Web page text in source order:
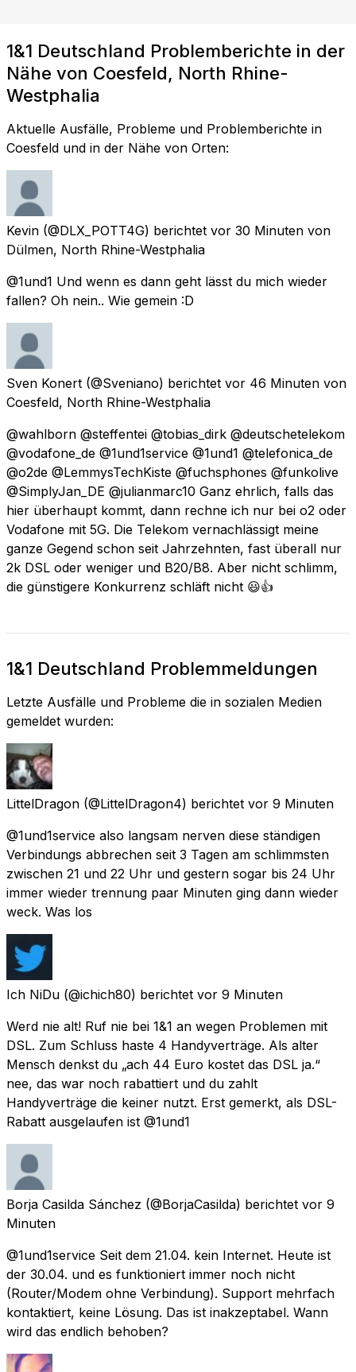
1&1 Deutschland Problemberichte in der
Nähe von Coesfeld, North Rhine-
Westphalia
Aktuelle Ausfälle, Probleme und Problemberichte in
Coesfeld und in der Nähe von Orten:
Kevin (@DLX_POTT4G) berichtet vor 30 Minuten von
Dülmen, North Rhine-Westphalia
@1und1 Und wenn es dann geht lässt du mich wieder
fallen? Oh nein.. Wie gemein :D
Sven Konert (@Sveniano) berichtet vor 46 Minuten von
Coesfeld, North Rhine-Westphalia
@wahlborn @steffentei @tobias_dirk @deutschetelekom
@vodafone_de @1und1service @1und1 @telefonica_de
@o2de @LemmysTechKiste @fuchsphones @funkolive
@SimplyJan_DE @julianmarc10 Ganz ehrlich, falls das
hier überhaupt kommt, dann rechne ich nur bei o2 oder
Vodafone mit 5G. Die Telekom vernachlässigt meine
ganze Gegend schon seit Jahrzehnten, fast überall nur
2k DSL oder weniger und B20/B8. Aber nicht schlimm,
die günstigere Konkurrenz schläft nicht 😃👍
1&1 Deutschland Problemmeldungen
Letzte Ausfälle und Probleme die in sozialen Medien
gemeldet wurden:
LittelDragon (@LittelDragon4) berichtet vor 9 Minuten
@1und1service also langsam nerven diese ständigen
Verbindungs abbrechen seit 3 Tagen am schlimmsten
zwischen 21 und 22 Uhr und gestern sogar bis 24 Uhr
immer wieder trennung paar Minuten ging dann wieder
weck. Was los
Ich NiDu (@ichich80) berichtet vor 9 Minuten
Werd nie alt! Ruf nie bei 1&1 an wegen Problemen mit
DSL. Zum Schluss haste 4 Handyverträge. Als alter
Mensch denkst du „ach 44 Euro kostet das DSL ja.“
nee, das war noch rabattiert und du zahlt
Handyverträge die keiner nutzt. Erst gemerkt, als DSL-
Rabatt ausgelaufen ist @1und1
Borja Casilda Sánchez (@BorjaCasilda) berichtet vor 9
Minuten
@1und1service Seit dem 21.04. kein Internet. Heute ist
der 30.04. und es funktioniert immer noch nicht
(Router/Modem ohne Verbindung). Support mehrfach
kontaktiert, keine Lösung. Das ist inakzeptabel. Wann
wird das endlich behoben?